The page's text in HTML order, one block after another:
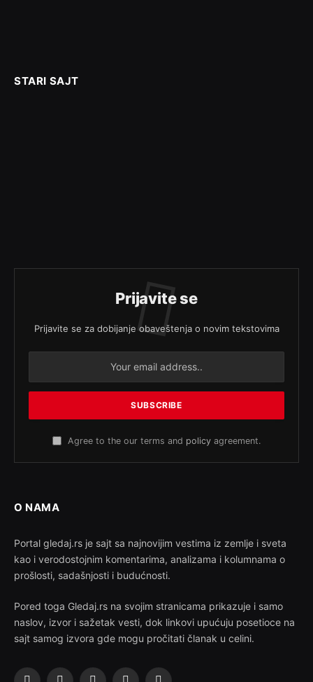
STARI SAJT
Prijavite se
Prijavite se za dobijanje obaveštenja o novim tekstovima
Agree to the our terms and policy agreement.
O NAMA
Portal gledaj.rs je sajt sa najnovijim vestima iz zemlje i sveta
kao i verodostojnim komentarima, analizama i kolumnama o
prošlosti, sadašnjosti i budućnosti.
Pored toga Gledaj.rs na svojim stranicama prikazuje i samo
naslov, izvor i sažetak vesti, dok linkovi upućuju posetioce na
sajt samog izvora gde mogu pročitati članak u celini.